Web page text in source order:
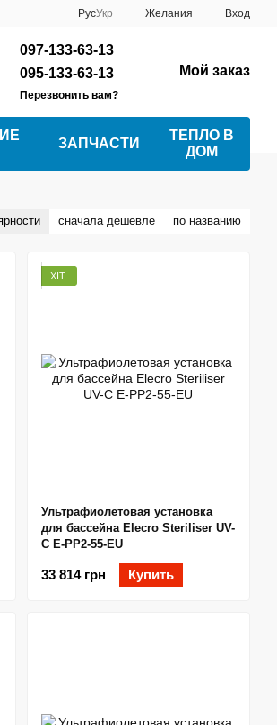
РусУкр Желания Вход
097-133-63-13
095-133-63-13
Перезвонить вам?
Мой заказ
ЗАПЧАСТИ
ТЕПЛО В
ДОМ
сначала дешевле по названию
ХІТ
Ультрафиолетовая установка
для бассейна Elecro Steriliser UV-
C E-PP2-55-EU
33 814 грн Купить